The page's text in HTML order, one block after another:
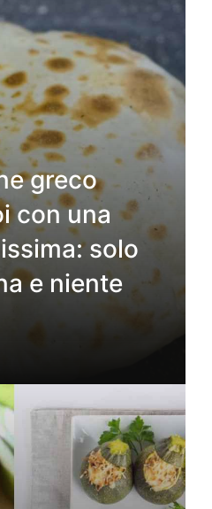
greco
con una
solo
e niente